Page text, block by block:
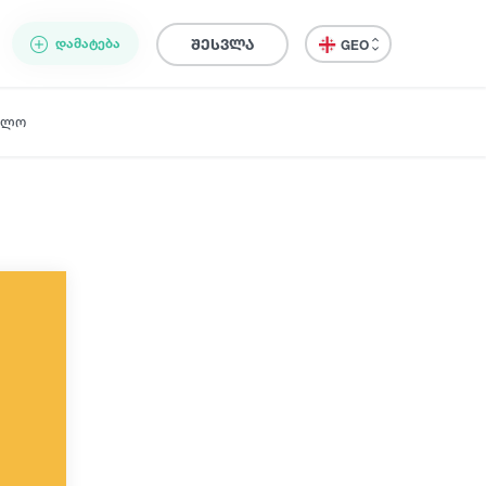
ᲓᲐᲛᲐᲢᲔᲑᲐ შესვლა GEO